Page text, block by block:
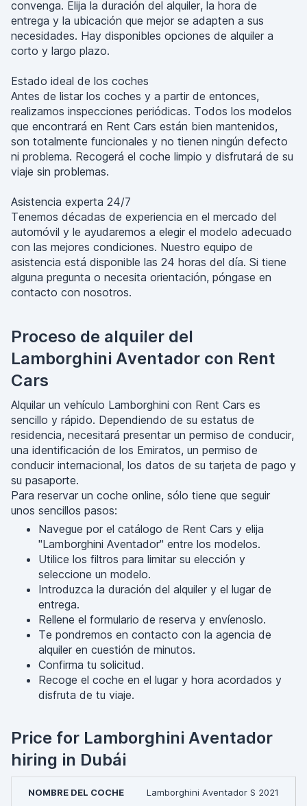
convenga. Elija la duración del alquiler, la hora de
entrega y la ubicación que mejor se adapten a sus
necesidades. Hay disponibles opciones de alquiler a
corto y largo plazo.
Estado ideal de los coches
Antes de listar los coches y a partir de entonces,
realizamos inspecciones periódicas. Todos los modelos
que encontrará en Rent Cars están bien mantenidos,
son totalmente funcionales y no tienen ningún defecto
ni problema. Recogerá el coche limpio y disfrutará de su
viaje sin problemas.
Asistencia experta 24/7
Tenemos décadas de experiencia en el mercado del
automóvil y le ayudaremos a elegir el modelo adecuado
con las mejores condiciones. Nuestro equipo de
asistencia está disponible las 24 horas del día. Si tiene
alguna pregunta o necesita orientación, póngase en
contacto con nosotros.
Proceso de alquiler del
Lamborghini Aventador con Rent
Cars
Alquilar un vehículo Lamborghini con Rent Cars es
sencillo y rápido. Dependiendo de su estatus de
residencia, necesitará presentar un permiso de conducir,
una identificación de los Emiratos, un permiso de
conducir internacional, los datos de su tarjeta de pago y
su pasaporte.
Para reservar un coche online, sólo tiene que seguir
unos sencillos pasos:
Navegue por el catálogo de Rent Cars y elija
"Lamborghini Aventador" entre los modelos.
Utilice los filtros para limitar su elección y
seleccione un modelo.
Introduzca la duración del alquiler y el lugar de
entrega.
Rellene el formulario de reserva y envíenoslo.
Te pondremos en contacto con la agencia de
alquiler en cuestión de minutos.
Confirma tu solicitud.
Recoge el coche en el lugar y hora acordados y
disfruta de tu viaje.
Price for Lamborghini Aventador
hiring in Dubái
Lamborghini Aventador S 2021